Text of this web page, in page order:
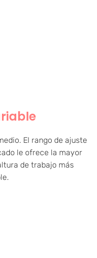
El rango de ajuste
le ofrece la mayor
de trabajo más